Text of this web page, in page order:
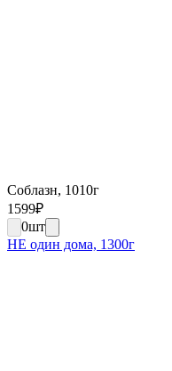
Соблазн, 1010г
1599₽
0шт
НЕ один дома, 1300г